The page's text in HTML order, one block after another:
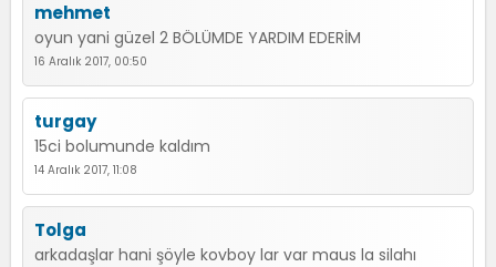
mehmet
oyun yani güzel 2 BÖLÜMDE YARDIM EDERİM
16 Aralık 2017, 00:50
turgay
15ci bolumunde kaldım
14 Aralık 2017, 11:08
Tolga
arkadaşlar hani şöyle kovboy lar var maus la silahı